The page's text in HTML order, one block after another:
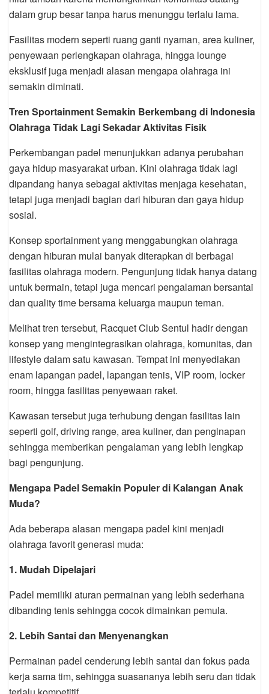
dalam grup besar tanpa harus menunggu terlalu lama.
Fasilitas modern seperti ruang ganti nyaman, area kuliner,
penyewaan perlengkapan olahraga, hingga lounge
eksklusif juga menjadi alasan mengapa olahraga ini
semakin diminati.
Tren Sportainment Semakin Berkembang di Indonesia
Olahraga Tidak Lagi Sekadar Aktivitas Fisik
Perkembangan padel menunjukkan adanya perubahan
gaya hidup masyarakat urban. Kini olahraga tidak lagi
dipandang hanya sebagai aktivitas menjaga kesehatan,
tetapi juga menjadi bagian dari hiburan dan gaya hidup
sosial.
Konsep sportainment yang menggabungkan olahraga
dengan hiburan mulai banyak diterapkan di berbagai
fasilitas olahraga modern. Pengunjung tidak hanya datang
untuk bermain, tetapi juga mencari pengalaman bersantai
dan quality time bersama keluarga maupun teman.
Melihat tren tersebut, Racquet Club Sentul hadir dengan
konsep yang mengintegrasikan olahraga, komunitas, dan
lifestyle dalam satu kawasan. Tempat ini menyediakan
enam lapangan padel, lapangan tenis, VIP room, locker
room, hingga fasilitas penyewaan raket.
Kawasan tersebut juga terhubung dengan fasilitas lain
seperti golf, driving range, area kuliner, dan penginapan
sehingga memberikan pengalaman yang lebih lengkap
bagi pengunjung.
Mengapa Padel Semakin Populer di Kalangan Anak
Muda?
Ada beberapa alasan mengapa padel kini menjadi
olahraga favorit generasi muda:
1. Mudah Dipelajari
Padel memiliki aturan permainan yang lebih sederhana
dibanding tenis sehingga cocok dimainkan pemula.
2. Lebih Santai dan Menyenangkan
Permainan padel cenderung lebih santai dan fokus pada
kerja sama tim, sehingga suasananya lebih seru dan tidak